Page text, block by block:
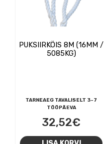
PUKSIIRKÖIS 8M (16MM /
5085KG)
TARNEAEG TAVALISELT 3-7
TÖÖPÄEVA
32,52€